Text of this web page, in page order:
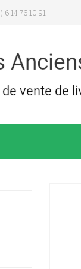
6 14 76 10 91